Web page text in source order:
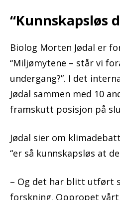
“Kunnskapsløs
Biolog Morten Jødal er
“Miljømytene – står vi
undergang?”. I det
Jødal sammen med 10
framskutt posisjon på
Jødal sier om
“er så kunnskapsløs at
– Og det har blitt utført
forskning. Oppropet